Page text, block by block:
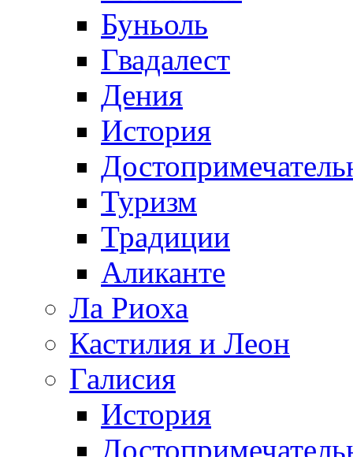
Буньоль
Гвадалест
Дения
История
Туризм
Традиции
Аликанте
Ла Риоха
Кастилия и Леон
Галисия
История